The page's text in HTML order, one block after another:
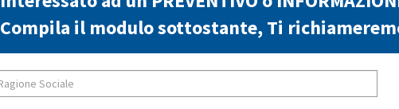
Compila il modulo sottostante, Ti